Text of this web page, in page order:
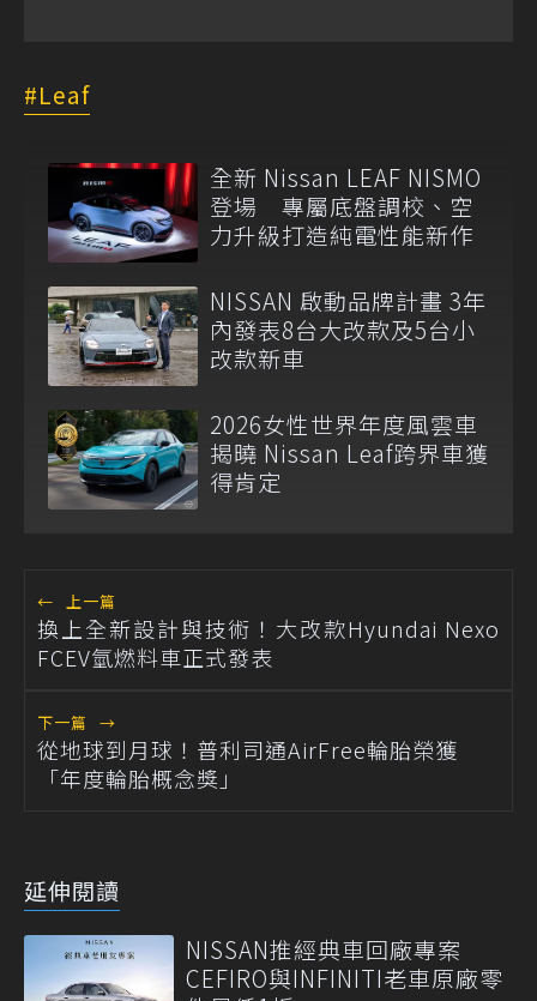
Leaf
全新 Nissan LEAF NISMO
登場 專屬底盤調校、空
力升級打造純電性能新作
NISSAN 啟動品牌計畫 3年
內發表8台大改款及5台小
改款新車
2026女性世界年度風雲車
揭曉 Nissan Leaf跨界車獲
得肯定
← 上一篇
換上全新設計與技術！大改款Hyundai Nexo
FCEV氫燃料車正式發表
下一篇 →
從地球到月球！普利司通AirFree輪胎榮獲
「年度輪胎概念獎」
延伸閱讀
NISSAN推經典車回廠專案
CEFIRO與INFINITI老車原廠零